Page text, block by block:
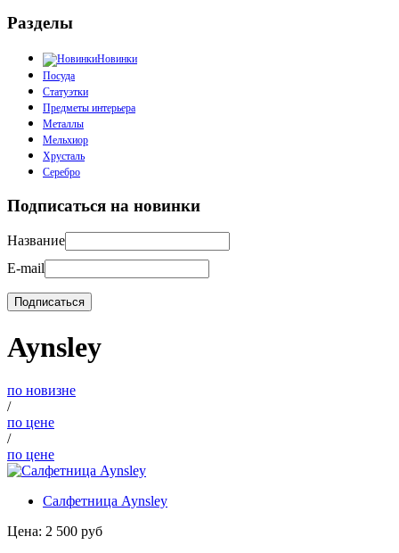
Разделы
Новинки
Посуда
Статуэтки
Предметы интерьера
Металлы
Мельхиор
Хрусталь
Серебро
Подписаться на новинки
Название
E-mail
Aynsley
по новизне
/
по цене
/
по цене
Салфетница Aynsley
Цена: 2 500 руб